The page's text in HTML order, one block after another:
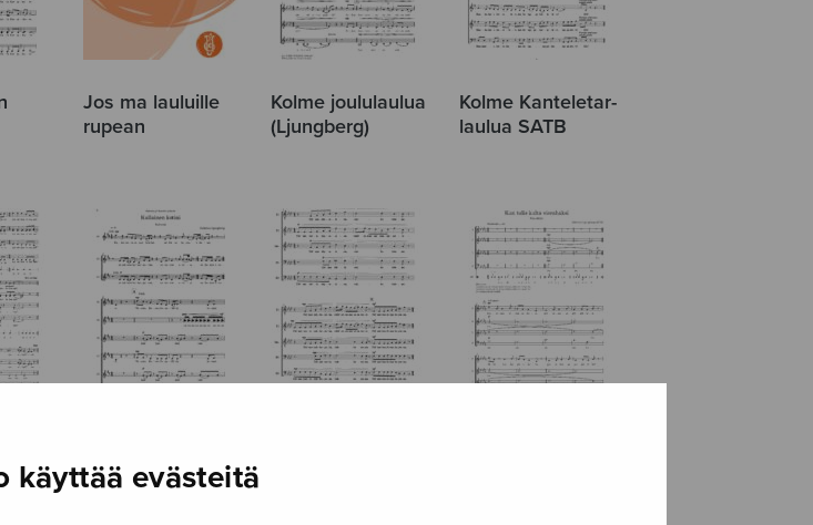
käyttää evästeitä
Jos ma lauluille
rupean
Kolme joululaulua
(Ljungberg)
Kolme Kanteletar-
laulua SATB